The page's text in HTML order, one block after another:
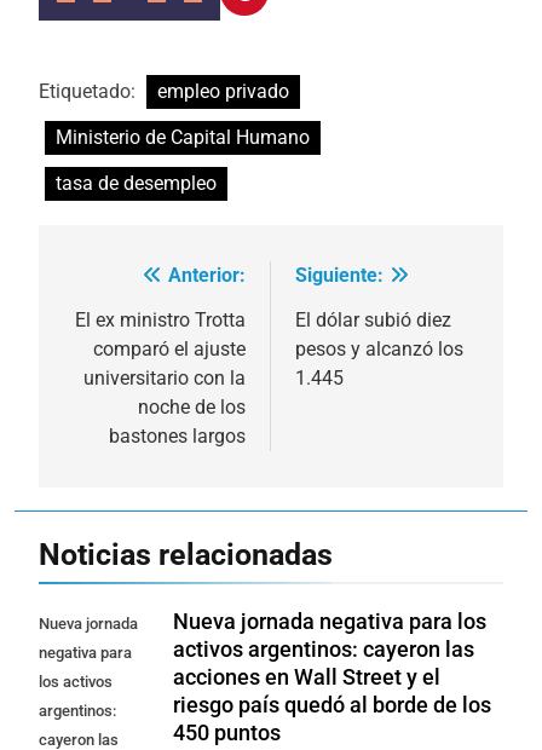
Etiquetado:
empleo privado
Ministerio de Capital Humano
tasa de desempleo
Navegación
de
entradas
Anterior:
El ex ministro Trotta
comparó el ajuste
universitario con la
noche de los
bastones largos
Siguiente:
El dólar subió diez
pesos y alcanzó los
1.445
Noticias relacionadas
Nueva jornada
negativa para
los activos
argentinos:
cayeron las
Nueva jornada negativa para los
activos argentinos: cayeron las
acciones en Wall Street y el
riesgo país quedó al borde de los
450 puntos